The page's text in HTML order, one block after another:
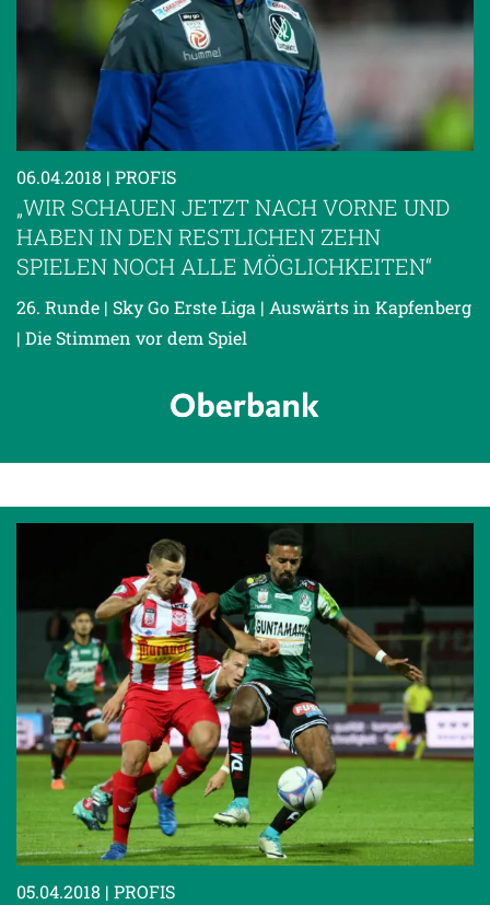
06.04.2018 | PROFIS
„WIR SCHAUEN JETZT NACH VORNE UND
HABEN IN DEN RESTLICHEN ZEHN
SPIELEN NOCH ALLE MÖGLICHKEITEN“
26. Runde | Sky Go Erste Liga | Auswärts in Kapfenberg
| Die Stimmen vor dem Spiel
05.04.2018 | PROFIS